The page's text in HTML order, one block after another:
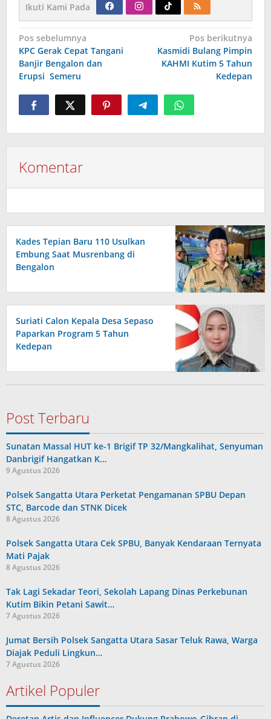
Ikuti Kami Pada
Navigasi
pos
Pos sebelumnya
KPC Gerak Cepat Tangani
Banjir Bengalon dan
Erupsi Semeru
Pos berikutnya
Kasmidi Bulang Pimpin
KAHMI Kutim 5 Tahun
Kedepan
Komentar
Kades Tepian Baru 110 Usulkan
Embung Saat Musrenbang di
Bengalon
Suriati Calon Kepala Desa Sepaso
Paparkan Program 5 Tahun
Kedepan
Post Terbaru
Sunatan Massal HUT ke-1 Brigif TP 32/Mangkalihat, Senyuman
Danbrigif Hangatkan K…
9 Agustus 2026
Polsek Sangatta Utara Perketat Pengamanan SPBU Depan
STC, Barcode dan STNK Dicek
8 Agustus 2026
Polsek Sangatta Utara Cek SPBU, Banyak Kendaraan Ternyata
Mati Pajak
8 Agustus 2026
Tak Lagi Sekadar Teori, Sekolah Lapang Dinas Perkebunan
Kutim Bikin Petani Sawit…
7 Agustus 2026
Jumat Bersih Polsek Sangatta Utara Sasar Teluk Rawa, Warga
Diajak Peduli Lingkun…
7 Agustus 2026
Artikel Populer